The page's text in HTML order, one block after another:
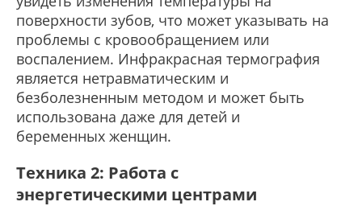
поверхности зубов, что может указывать на
проблемы с кровообращением или
воспалением. Инфракрасная термография
является нетравматическим и
безболезненным методом и может быть
использована даже для детей и
беременных женщин.
Техника 2: Работа с
энергетическими центрами